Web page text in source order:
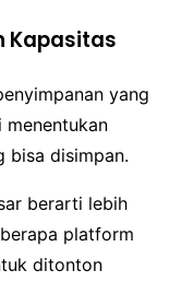
Kapasitas
yang
menentukan
bisa disimpan.
berarti lebih
platform
ditonton